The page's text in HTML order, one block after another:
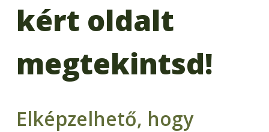
kért oldalt
megtekintsd!
Elképzelhető, hogy